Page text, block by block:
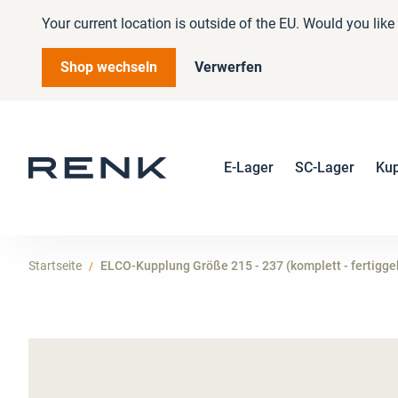
Your current location is outside of the EU. Would you
Shop wechseln Verwerfen
E-Lager SC-Lager
Startseite ELCO-Kupplung Größe 215 - 237 (komplett -